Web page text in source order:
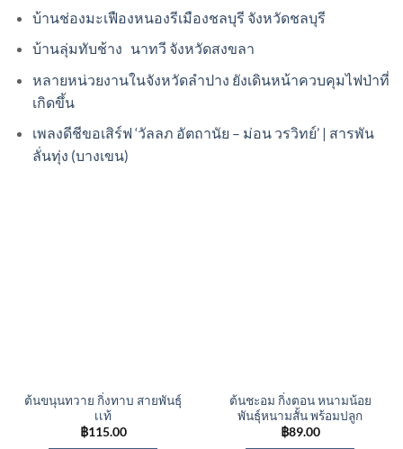
บ้านช่องมะเฟืองหนองรีเมืองชลบุรี จังหวัดชลบุรี
บ้านลุ่มทับช้าง นาทวี จังหวัดสงขลา
หลายหน่วยงานในจังหวัดลำปาง ยังเดินหน้าควบคุมไฟป่าที่
เกิดขึ้น
เพลงดีชีขอเสิร์ฟ ‘วัลลภ อัตถานัย – ม่อน วรวิทย์’ | สารพัน
ลั่นทุ่ง (บางเขน)
ต้นขนุนทวาย กิ่งทาบ สายพันธุ์
เเท้
฿115.00
ต้นชะอม กิ่งตอน หนามน้อย
พันธุ์หนามสั้น พร้อมปลูก
฿89.00